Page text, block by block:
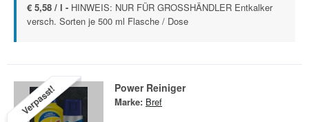
€ 5,58 / l - HINWEIS: NUR FÜR GROSSHÄNDLER Entkalker
versch. Sorten je 500 ml Flasche / Dose
Verpasst! Power Reiniger
Marke: Bref